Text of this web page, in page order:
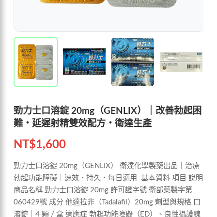
勁力士口溶錠 20mg（GENLIX）｜改善勃起困
難・延遲射精雙效配方・衛達生產
NT$1,600
勁力士口溶錠 20mg（GENLIX） 衛達化學製藥出品｜治療
勃起功能障礙｜速效・持久・每日適用 基本資料 項目 說明
商品名稱 勁力士口溶錠 20mg 許可證字號 衛部藥製字第
060429號 成分 他達拉非（Tadalafil）20mg 劑型與規格 口
溶錠｜4 顆 / 盒 適應症 勃起功能障礙（ED）、良性攝護腺